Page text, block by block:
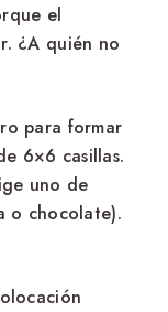
el
¿A quién no
para formar
6×6 casillas.
uno de
o chocolate).